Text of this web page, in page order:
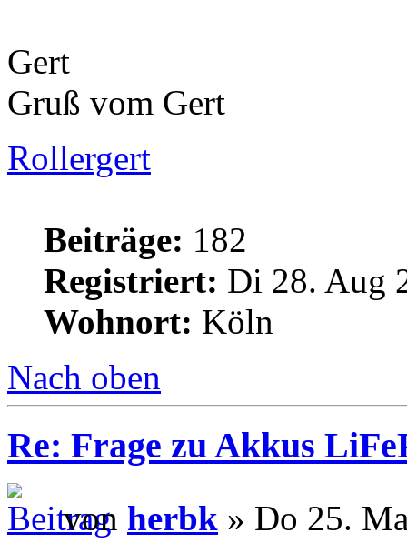
Gert
Gruß vom Gert
Rollergert
Beiträge: 182
Registriert: Di 28. Aug
Wohnort: Köln
Nach oben
Re: Frage zu Akkus
von herbk » Do 25.